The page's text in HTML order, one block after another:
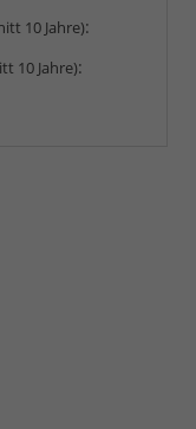
10 Jahre):
10 Jahre):